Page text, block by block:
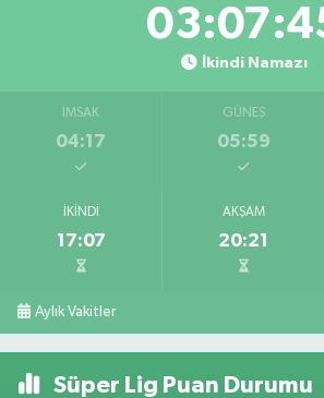
İkindi Namazı
İMSAK
04:17
GÜNEŞ
05:59
İKINDI
17:07
AKŞAM
20:21
Aylık Vakitler
Süper Lig Puan Durumu